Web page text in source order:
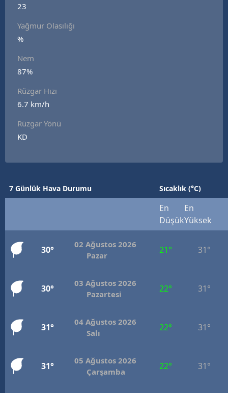
23
Yağmur Olasılığı
%
Nem
87%
Rüzgar Hızı
6.7 km/h
Rüzgar Yönü
KD
7 Günlük Hava Durumu Sıcaklık (°C)
En
Düşük
En
Yüksek
30°
02 Ağustos 2026
Pazar
21° 31°
30°
03 Ağustos 2026
Pazartesi
22° 31°
31°
04 Ağustos 2026
Salı
22° 31°
31°
05 Ağustos 2026
Çarşamba
22° 31°